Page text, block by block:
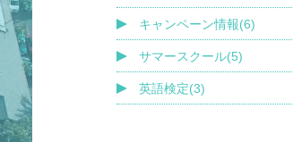
キャンペーン情報(6)
サマースクール(5)
英語検定(3)